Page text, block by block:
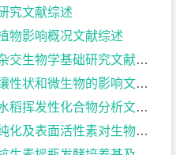
究文献综述
物影响概况文献综述
生物学基础研究文献综述
和微生物的影响文献综述
发性化合物分析文献综述
性素对生物膜形成的影响文献综述